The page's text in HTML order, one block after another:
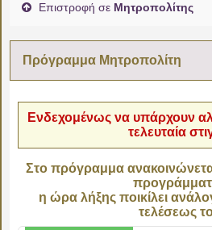
Επιστροφή σε Μητροπολίτης
Πρόγραμμα Μητροπολίτη
Ενδεχομένως να υπάρχουν
τελευταία
Στο πρόγραμμα
η ώρα λήξης ποικίλει
τελέσεως